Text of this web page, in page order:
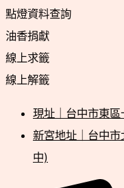
點燈資料查詢
油香捐獻
線上求籤
線上解籤
現址｜台中市東
新宮地址｜台中
中)